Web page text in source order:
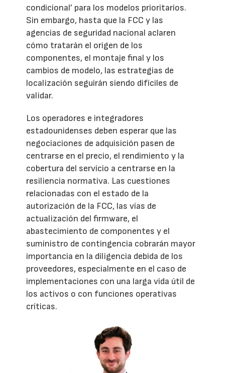
condicional’ para los modelos prioritarios.
Sin embargo, hasta que la FCC y las
agencias de seguridad nacional aclaren
cómo tratarán el origen de los
componentes, el montaje final y los
cambios de modelo, las estrategias de
localización seguirán siendo difíciles de
validar.
Los operadores e integradores
estadounidenses deben esperar que las
negociaciones de adquisición pasen de
centrarse en el precio, el rendimiento y la
cobertura del servicio a centrarse en la
resiliencia normativa. Las cuestiones
relacionadas con el estado de la
autorización de la FCC, las vías de
actualización del firmware, el
abastecimiento de componentes y el
suministro de contingencia cobrarán mayor
importancia en la diligencia debida de los
proveedores, especialmente en el caso de
implementaciones con una larga vida útil de
los activos o con funciones operativas
críticas.